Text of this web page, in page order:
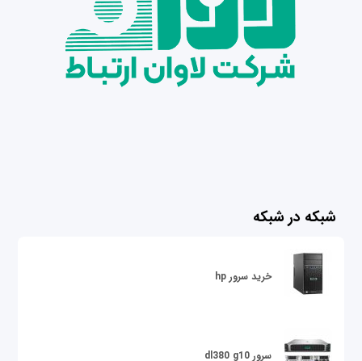
شبکه در شبکه
خرید سرور hp
سرور dl380 g10